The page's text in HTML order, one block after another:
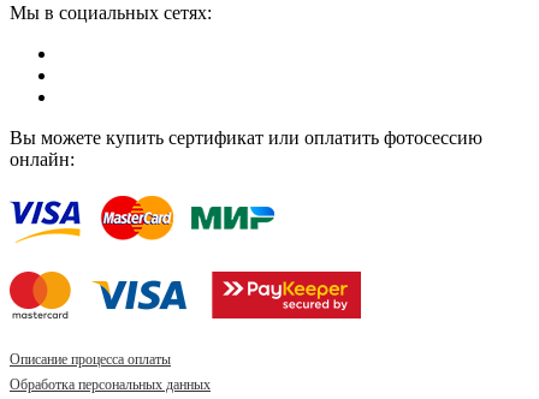
Мы в социальных сетях:
Вы можете купить сертификат или оплатить фотосессию
онлайн:
Описание процесса оплаты
Обработка персональных данных